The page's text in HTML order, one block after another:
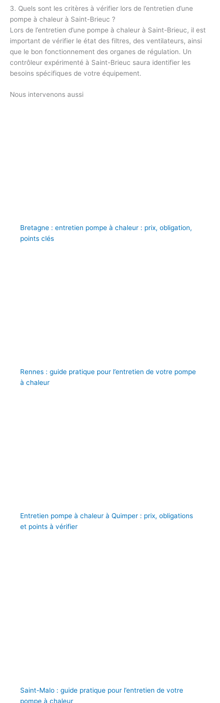
3. Quels sont les critères à vérifier lors de l’entretien d’une
pompe à chaleur à Saint-Brieuc ?
Lors de l’entretien d’une pompe à chaleur à Saint-Brieuc, il est
important de vérifier le état des filtres, des ventilateurs, ainsi
que le bon fonctionnement des organes de régulation. Un
contrôleur expérimenté à Saint-Brieuc saura identifier les
besoins spécifiques de votre équipement.
Nous intervenons aussi
Bretagne : entretien pompe à chaleur : prix, obligation,
points clés
Rennes : guide pratique pour l’entretien de votre pompe
à chaleur
Entretien pompe à chaleur à Quimper : prix, obligations
et points à vérifier
Saint-Malo : guide pratique pour l’entretien de votre
pompe à chaleur